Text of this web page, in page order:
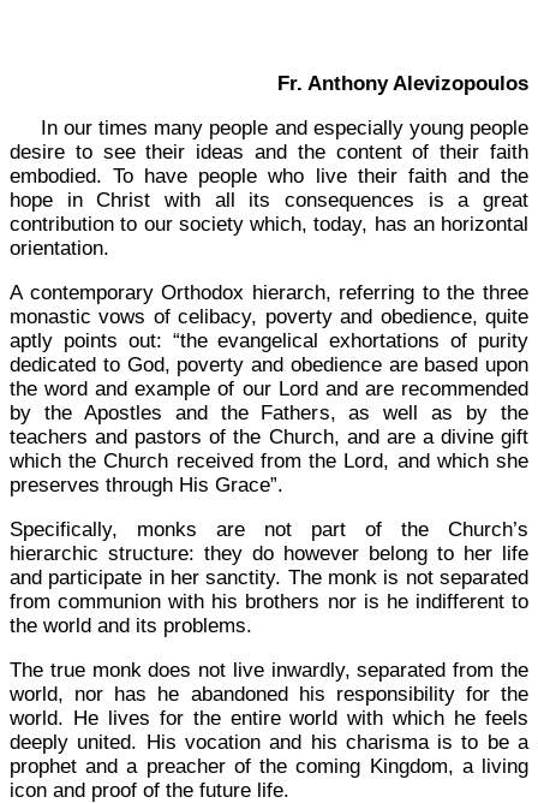
Fr. Anthony Alevizopoulos
In our times many people and especially young people
desire to see their ideas and the content of their faith
embodied. To have people who live their faith and the
hope in Christ with all its consequences is a great
contribution to our society which, today, has an horizon­tal
orientation.
A contemporary Orthodox hierarch, referring to the three
monastic vows of celibacy, poverty and obedience, quite
aptly points out: “the evangelical exhortations of purity
dedicated to God, poverty and obedience are based upon
the word and example of our Lord and are recommended
by the Apostles and the Fathers, as well as by the
teachers and pastors of the Church, and are a divine gift
which the Church received from the Lord, and which she
preserves through His Grace”.
Specifically, monks are not part of the Church’s
hierarchic structure: they do however belong to her life
and participate in her sanctity. The monk is not sepa­rated
from communion with his brothers nor is he indifferent to
the world and its problems.
The true monk does not live inwardly, separated from the
world, nor has he abandoned his responsibility for the
world. He lives for the entire world with which he feels
deeply united. His vocation and his charisma is to be a
prophet and a preacher of the coming Kingdom, a living
icon and proof of the future life.